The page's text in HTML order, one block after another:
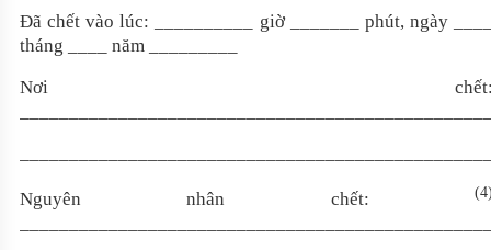
Đã chết vào lúc: __________ giờ _______ phút, ngày
tháng ____ năm _________
Nơi
Nguyên nhân chết: